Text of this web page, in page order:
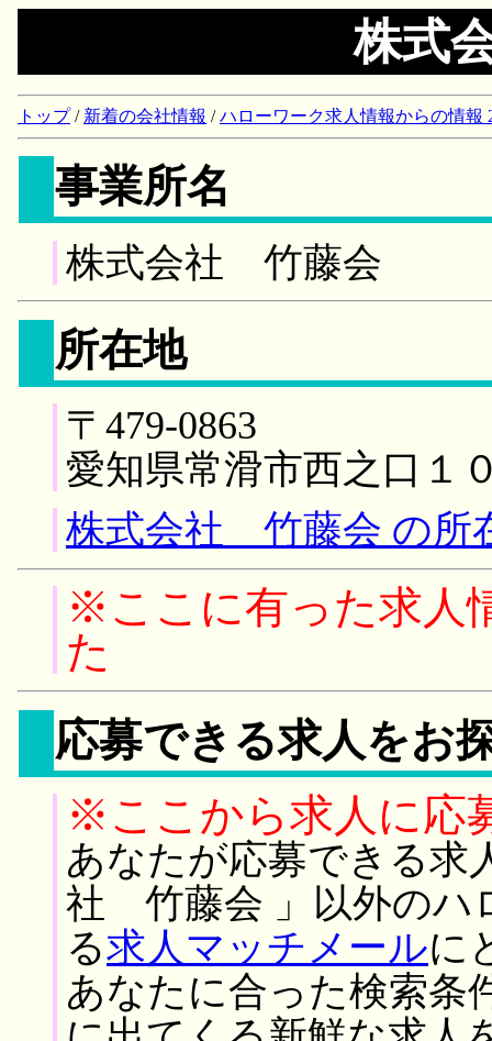
株式
トップ/ 新着の会社情報 /ハローワーク求人情報からの情報
事業所名
株式会社 竹藤会
所在地
〒479-0863
愛知県常滑市西之口１
株式会社 竹藤会 の所
※ここに有った求人
た
応募できる求人をお
※ここから求人に応
あなたが応募できる求
社 竹藤会 」以外のハ
る求人マッチメールに
あなたに合った検索条